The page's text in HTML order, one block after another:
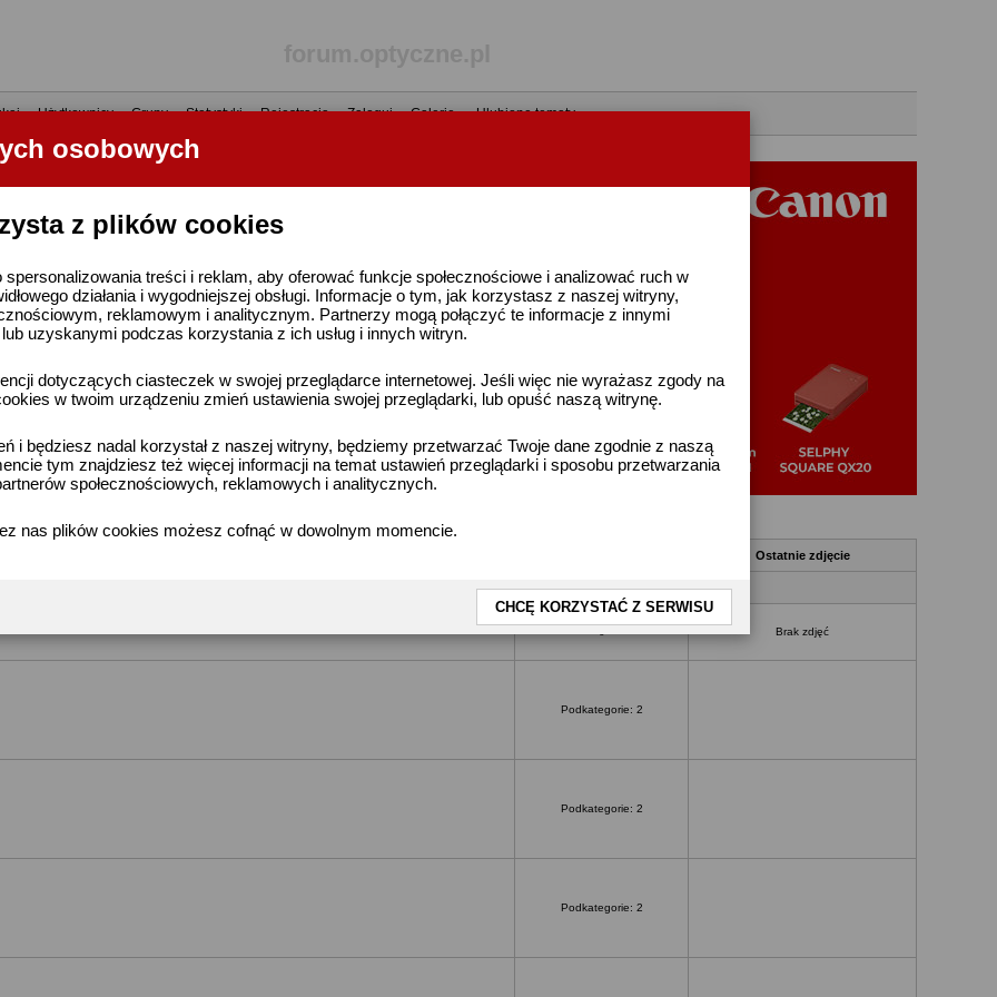
osobowych
z plików cookies
treści i reklam, aby oferować funkcje społecznościowe i analizować ruch w
działania i wygodniejszej obsługi. Informacje o tym, jak korzystasz z naszej witryny,
reklamowym i analitycznym. Partnerzy mogą połączyć te informacje z innymi
uzyskanymi podczas korzystania z ich usług i innych witryn.
dotyczących ciasteczek w swojej przeglądarce internetowej. Jeśli więc nie wyrażasz zgody na
w twoim urządzeniu zmień ustawienia swojej przeglądarki, lub opuść naszą witrynę.
i będziesz nadal korzystał z naszej witryny, będziemy przetwarzać Twoje dane zgodnie z naszą
tym znajdziesz też więcej informacji na temat ustawień przeglądarki i sposobu przetwarzania
społecznościowych, reklamowych i analitycznych.
nas plików cookies możesz cofnąć w dowolnym momencie.
CHCĘ KORZYSTAĆ Z SERWISU
•Użytkownicy•Grupy•Statystyki•Rejestracja•Zaloguj•Galerie• Ulubione tematy
Ostatnie zdjęcie
Brak zdjęć
Podkategorie: 2
Podkategorie: 2
Podkategorie: 2